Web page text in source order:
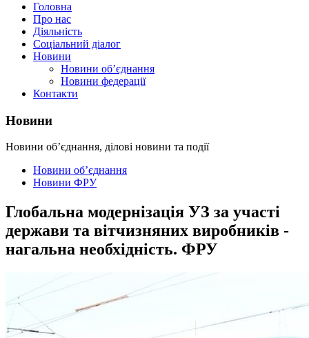
Головна
Про нас
Діяльність
Соціальний діалог
Новини
Новини об’єднання
Новини федерації
Контакти
Новини
Новини об’єднання, ділові новини та події
Новини об’єднання
Новини ФРУ
Глобальна модернізація УЗ за участі
держави та вітчизняних виробників -
нагальна необхідність. ФРУ